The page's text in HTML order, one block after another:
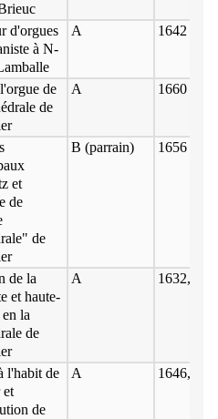
d'orgues
à N-
A 1642 -
de
de
A 1660
et
de
de
B (parrain) 1656 13
de la
et haute-
la
de
A 1632,
l'habit de
de
A 1646, 23